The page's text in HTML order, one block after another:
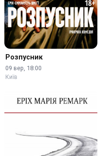
Розпусник
09 вер, 18:00
Київ